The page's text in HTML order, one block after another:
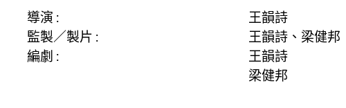
導演 :
王韻詩
監製／製片 :
王韻詩、梁健邦
編劇 :
王韻詩
梁健邦